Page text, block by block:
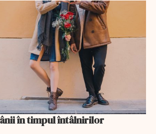
în timpul întâlnirilor